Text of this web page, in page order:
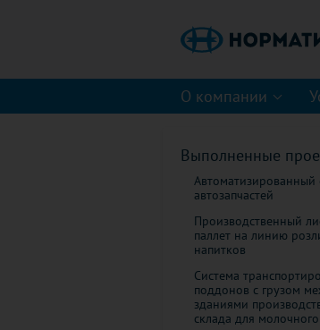
О компании
Выполненные
Автоматизированный
автозапчастей
Производственный
паллет на линию
напитков
Система
поддонов с грузом
зданиями
склада для